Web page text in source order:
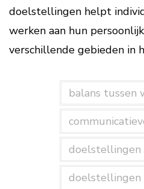
doelstellingen helpt
werken aan hun
verschillende gebieden in
balans tussen
doelstellingen
doelstellingen